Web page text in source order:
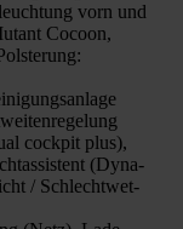
vorn und
Cocoon,
cock­pit plus),
(Dyna­
/ Schlecht­wet­